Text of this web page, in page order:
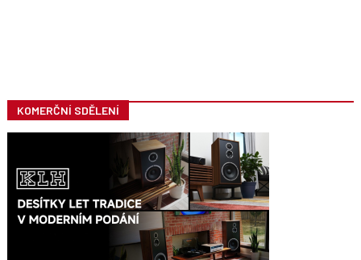
KOMERČNÍ SDĚLENÍ